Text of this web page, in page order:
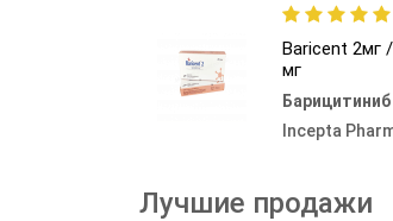
Baricent 2мг
мг
Барицитиниб
Incepta
Лучшие продажи